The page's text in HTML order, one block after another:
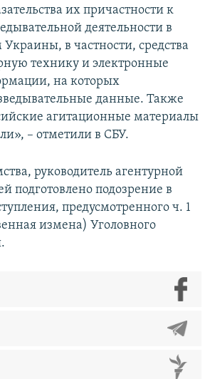
их причастности к
деятельности в
в частности, средства
технику и электронные
на которых
данные. Также
агитационные материалы
– отметили в СБУ.
руководитель агентурной
подготовлено подозрение в
предусмотренного ч. 1
измена) Уголовного